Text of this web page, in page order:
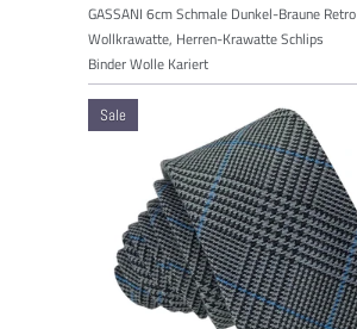
GASSANI 6cm Schmale Dunkel-Braune Retro
Wollkrawatte, Herren-Krawatte Schlips
Binder Wolle Kariert
Sale